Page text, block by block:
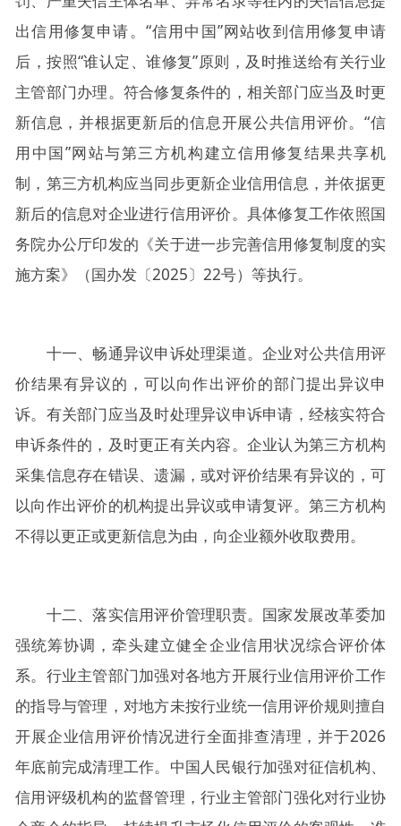
出信用修复申请。“信用中国”网站收到信用修复申请
后，按照“谁认定、谁修复”原则，及时推送给有关行业
主管部门办理。符合修复条件的，相关部门应当及时更
新信息，并根据更新后的信息开展公共信用评价。“信
用中国”网站与第三方机构建立信用修复结果共享机
制，第三方机构应当同步更新企业信用信息，并依据更
新后的信息对企业进行信用评价。具体修复工作依照国
务院办公厅印发的《关于进一步完善信用修复制度的实
施方案》（国办发〔2025〕22号）等执行。
十一、畅通异议申诉处理渠道。企业对公共信用评
价结果有异议的，可以向作出评价的部门提出异议申
诉。有关部门应当及时处理异议申诉申请，经核实符合
申诉条件的，及时更正有关内容。企业认为第三方机构
采集信息存在错误、遗漏，或对评价结果有异议的，可
以向作出评价的机构提出异议或申请复评。第三方机构
不得以更正或更新信息为由，向企业额外收取费用。
十二、落实信用评价管理职责。国家发展改革委加
强统筹协调，牵头建立健全企业信用状况综合评价体
系。行业主管部门加强对各地方开展行业信用评价工作
的指导与管理，对地方未按行业统一信用评价规则擅自
开展企业信用评价情况进行全面排查清理，并于2026
年底前完成清理工作。中国人民银行加强对征信机构、
信用评级机构的监督管理，行业主管部门强化对行业协